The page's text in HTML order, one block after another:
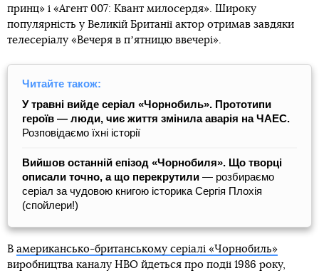
принц» і «Агент 007: Квант милосердя». Широку
популярність у Великій Британії актор отримав завдяки
телесеріалу «Вечеря в пʼятницю ввечері».
Читайте також:
У травні вийде серіал «Чорнобиль». Прототипи
героїв — люди, чиє життя змінила аварія на ЧАЕС.
Розповідаємо їхні історії
Вийшов останній епізод «Чорнобиля». Що творці
описали точно, а що перекрутили — розбираємо
серіал за чудовою книгою історика Сергія Плохія
(спойлери!)
В американсько-британському серіалі «Чорнобиль»
виробництва каналу HBO йдеться про події 1986 року,